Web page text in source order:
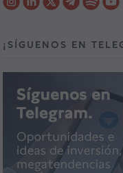
¡SÍGUENOS EN